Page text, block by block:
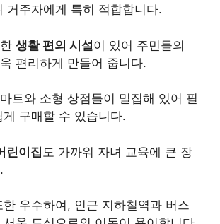
거주자에게 특히 적합합니다.
생활 편의 시설이 있어 주민들의
편리하게 만들어 줍니다.
트와 소형 상점들이 밀집해 있어 필
구매할 수 있습니다.
린이집 도 가까워 자녀 교육에 큰 장
우수하여, 인근 지하철역과 버스